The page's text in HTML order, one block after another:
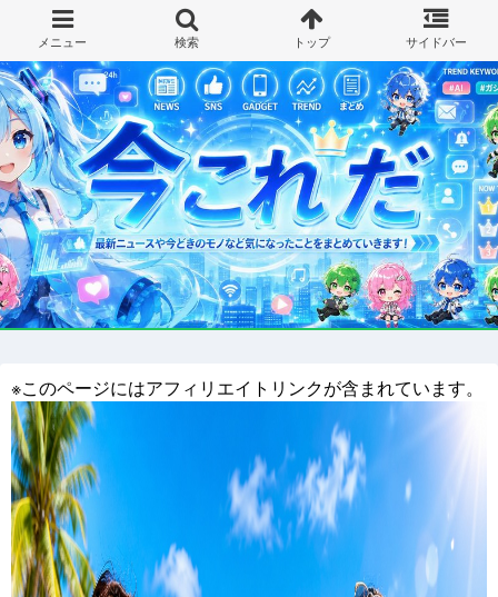
※このページにはアフィリエイトリンクが含まれています。